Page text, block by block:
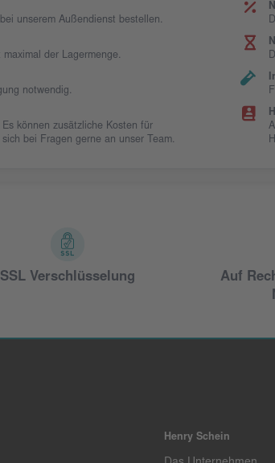
unserem Außendienst bestellen.
der Lagermenge.
notwendig.
können zusätzliche Kosten für
bei Fragen gerne an unser Team.
SSL Verschlüsselung
Auf
Henry Schein